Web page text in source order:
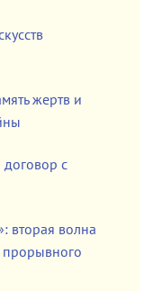
жертв и
с
вторая волна